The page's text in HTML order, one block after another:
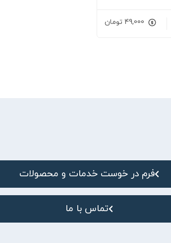
49,000 تومان
فرم در خوست خدمات و محصولات
تماس با ما